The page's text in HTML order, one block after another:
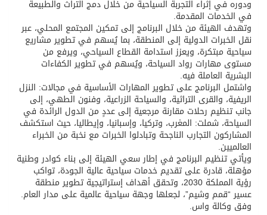
ودوره في إثراء التجربة السياحية من خلال دمج التراث والطبيعة
في الخدمات المقدمة.
وتهدف الهيئة من خلال البرنامج إلى تمكين المجتمع المحلي، عبر
نقل الخبرات الدولية إلى المنطقة، بما يُسهم في تطوير مشاريع
سياحية مبتكرة، ويعزز استدامة القطاع السياحي، ويرفع من
مستوى مهارات رواد السياحة، ويُسهم في تطوير الكفاءات
البشرية العاملة فيه.
واشتمل البرنامج على تطوير المهارات الأساسية في مجالات: النزل
الريفية، والقرى التراثية، والسياحة الزراعية، وفنون الطهي، إلى
جانب تنظيم رحلات مقارنة مرجعية إلى عددٍ من الدول الرائدة في
السياحة، شملت: المغرب، وتركيا، وإسبانيا، وإيطاليا، حيث استكشف
المشاركون التجارب الناجحة وتبادلوا الخبرات مع نخبة من الخبراء
العالميين.
ويأتي تنظيم البرنامج في إطار سعي الهيئة إلى بناء كوادر وطنية
مؤهلة، قادرة على تقديم خدمات سياحية عالية الجودة، تواكب
رؤية المملكة 2030، وتحقق أهداف إستراتيجية تطوير منطقة
عسير “قمم وشيم”، لجعلها وجهة سياحية عالمية على مدار العام.
وفق وكالة واس.